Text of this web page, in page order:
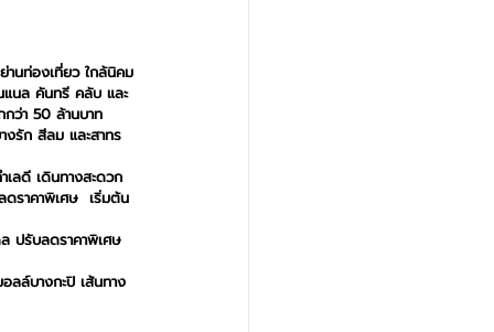
นท่องเที่ยว ใกล้นิคม
นล คันทรี คลับ และ
ว่า 50 ล้านบาท
งรัก สีลม และสาทร
ลดี เดินทางสะดวก
ดราคาพิเศษ  เริ่มต้น
ปรับลดราคาพิเศษ
ลล์บางกะปิ เส้นทาง